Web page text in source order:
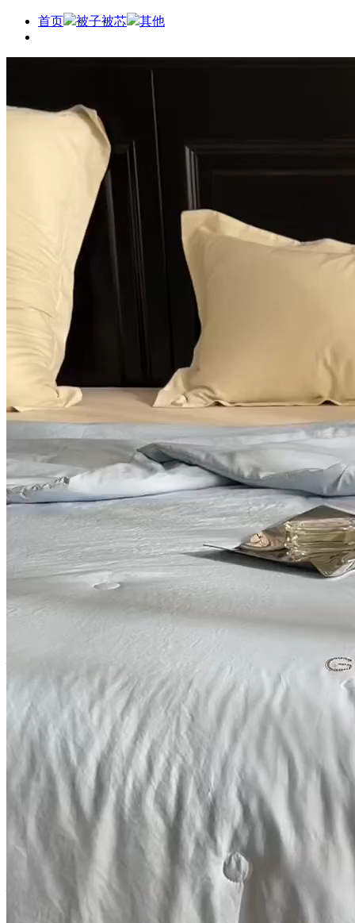
首页 被子被芯 其他
2024新款锦丝锻夏被-赫拉赫
拉-浅蓝
被靠被（原阿曼达被业） BKBYAMDBY872
75
00
2024-05-02
选 择
颜色
尺码
金牌商家
商品参数
被靠被（原阿曼达被业）